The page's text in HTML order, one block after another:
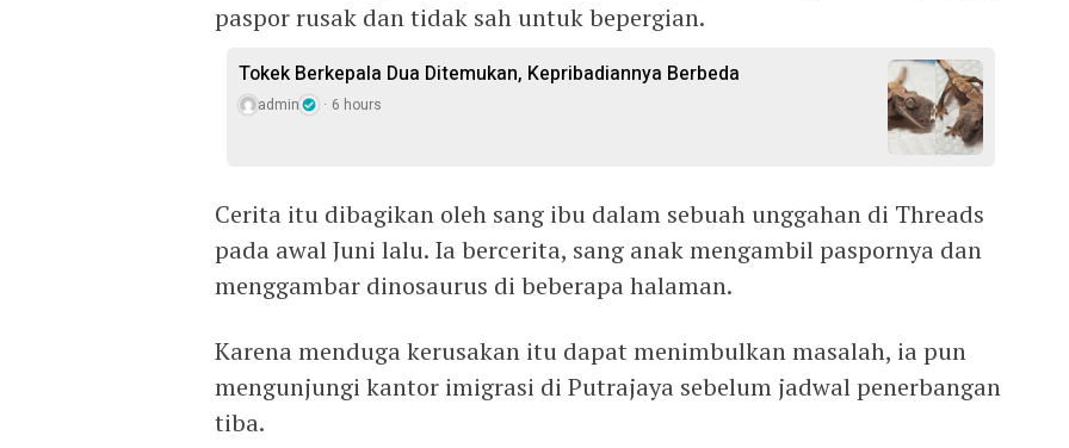
paspor rusak dan tidak sah untuk bepergian.
Tokek Berkepala Dua Ditemukan, Kepribadiannya Berbeda
admin 6 hours
Cerita itu dibagikan oleh sang ibu dalam sebuah unggahan di Threads
pada awal Juni lalu. Ia bercerita, sang anak mengambil paspornya dan
menggambar dinosaurus di beberapa halaman.
Karena menduga kerusakan itu dapat menimbulkan masalah, ia pun
mengunjungi kantor imigrasi di Putrajaya sebelum jadwal penerbangan
tiba.